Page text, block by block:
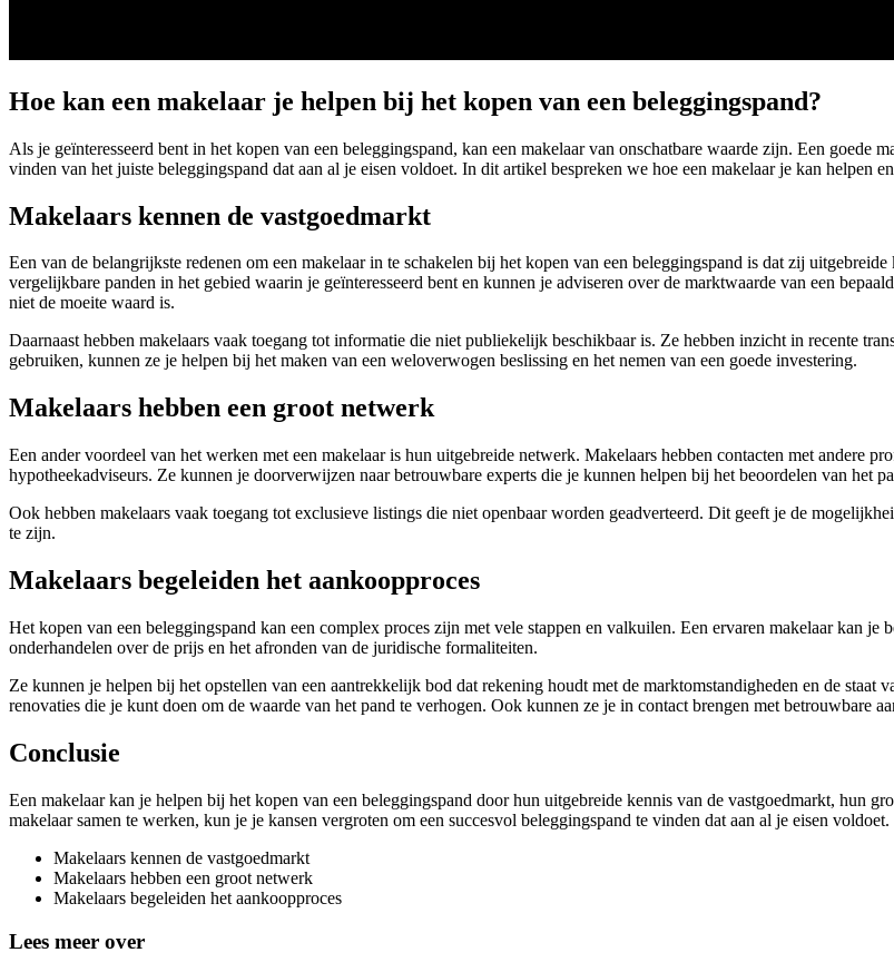
Hoe kan een makelaar je helpen bij het kopen van een beleggingspand?
Als je geïnteresseerd bent in het kopen van een beleggingspand, kan een makelaar van onschatbare waarde zijn. Een goede
vinden van het juiste beleggingspand dat aan al je eisen voldoet. In dit artikel bespreken we hoe een makelaar je kan helpen
Makelaars kennen de vastgoedmarkt
Een van de belangrijkste redenen om een makelaar in te schakelen bij het kopen van een beleggingspand is dat zij
vergelijkbare panden in het gebied waarin je geïnteresseerd bent en kunnen je adviseren over de marktwaarde van een
niet de moeite waard is.
Daarnaast hebben makelaars vaak toegang tot informatie die niet publiekelijk beschikbaar is. Ze hebben inzicht in recente
gebruiken, kunnen ze je helpen bij het maken van een weloverwogen beslissing en het nemen van een goede investering.
Makelaars hebben een groot netwerk
Een ander voordeel van het werken met een makelaar is hun uitgebreide netwerk. Makelaars hebben contacten met andere
hypotheekadviseurs. Ze kunnen je doorverwijzen naar betrouwbare experts die je kunnen helpen bij het beoordelen van het
Ook hebben makelaars vaak toegang tot exclusieve listings die niet openbaar worden geadverteerd. Dit geeft je de
te zijn.
Makelaars begeleiden het aankoopproces
Het kopen van een beleggingspand kan een complex proces zijn met vele stappen en valkuilen. Een ervaren makelaar kan
onderhandelen over de prijs en het afronden van de juridische formaliteiten.
Ze kunnen je helpen bij het opstellen van een aantrekkelijk bod dat rekening houdt met de marktomstandigheden en de staat
renovaties die je kunt doen om de waarde van het pand te verhogen. Ook kunnen ze je in contact brengen met betrouwbare
Conclusie
Een makelaar kan je helpen bij het kopen van een beleggingspand door hun uitgebreide kennis van de vastgoedmarkt, hun
makelaar samen te werken, kun je je kansen vergroten om een succesvol beleggingspand te vinden dat aan al je eisen voldoet.
Makelaars kennen de vastgoedmarkt
Makelaars hebben een groot netwerk
Makelaars begeleiden het aankoopproces
Lees meer over